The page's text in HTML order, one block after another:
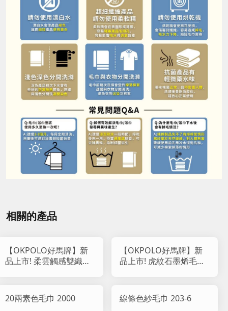
相關的產品
【OKPOLO好馬牌】新
品上市! 柔雲觸感雙織紋
【OKPOLO好馬牌】新
品上市! 虎紋石墨烯毛巾
20兩素色毛巾 2000 線條色紗毛巾 203-6